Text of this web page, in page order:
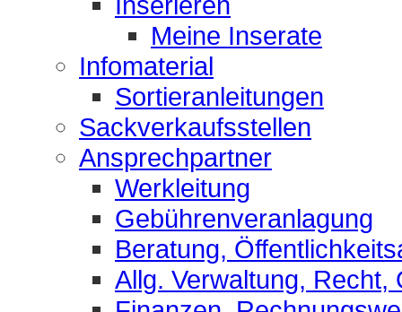
Meine Inserate
Infomaterial
Sortieranleitungen
Sackverkaufsstellen
Ansprechpartner
Werkleitung
Gebührenveranlagung
Beratung,
Allg. Verwaltung, Recht,